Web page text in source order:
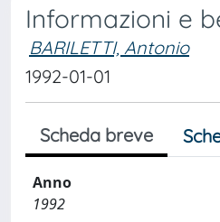
Informazioni e
BARILETTI, Antonio
1992-01-01
Scheda breve
Anno
1992